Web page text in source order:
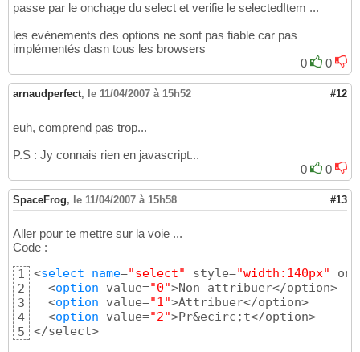
passe par le onchage du select et verifie le selectedItem ...
les evènements des options ne sont pas fiable car pas
implémentés dasn tous les browsers
0
0
arnaudperfect, le 11/04/2007 à 15h52 #12
euh, comprend pas trop...
P.S : Jy connais rien en javascript...
0
0
SpaceFrog, le 11/04/2007 à 15h58 #13
Aller pour te mettre sur la voie ...
Code :
1
2
3
4
5
<select name="select" style="width:140px"
  <
option value="0">Non attribuer</option>
  <
option value="1">Attribuer</option>
  <
option value="2">Pr&ecirc;t</option>
</select>